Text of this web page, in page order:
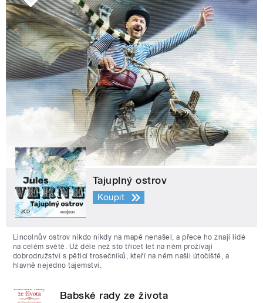
Tajuplný ostrov
Koupit
Lincolnův ostrov nikdo nikdy na mapě nenašel, a přece ho znají lidé
na celém světě. Už déle než sto třicet let na něm prožívají
dobrodružství s pěticí trosečníků, kteří na něm našli útočiště, a
hlavně nejedno tajemství.
Babské rady ze života